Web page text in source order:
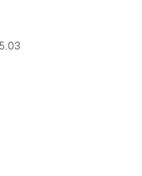
홈페이지